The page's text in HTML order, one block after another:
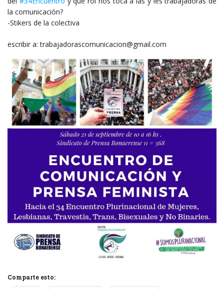
la comunicación?
-Stikers de la colectiva
escribir a: trabajadorascomunicacion@gmail.com
Comparte esto: